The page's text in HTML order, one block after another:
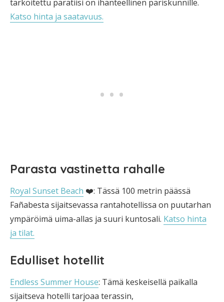
tarkoitettu paratiisi on ihanteellinen pariskunnille.
Katso hinta ja saatavuus.
Parasta vastinetta rahalle
Royal Sunset Beach ❤️: Tässä 100 metrin päässä
Fañabesta sijaitsevassa rantahotellissa on puutarhan
ympäröimä uima-allas ja suuri kuntosali. Katso hinta
ja tilat.
Edulliset hotellit
Endless Summer House: Tämä keskeisellä paikalla
sijaitseva hotelli tarjoaa terassin,